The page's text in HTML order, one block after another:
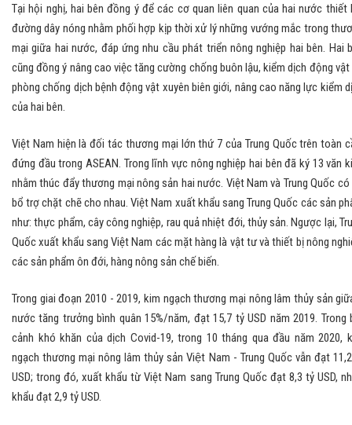
Tại hội nghị, hai bên đồng ý để các cơ quan liên quan của hai nước thiết
đường dây nóng nhằm phối hợp kịp thời xử lý những vướng mắc trong
mại giữa hai nước, đáp ứng nhu cầu phát triển nông nghiệp hai bên. Hai
cũng đồng ý nâng cao việc tăng cường chống buôn lậu, kiểm dịch động
phòng chống dịch bệnh động vật xuyên biên giới, nâng cao năng lực kiểm
của hai bên.
Việt Nam hiện là đối tác thương mại lớn thứ 7 của Trung Quốc trên toàn
đứng đầu trong ASEAN. Trong lĩnh vực nông nghiệp hai bên đã ký 13 văn
nhằm thúc đẩy thương mại nông sản hai nước. Việt Nam và Trung Quốc
bổ trợ chặt chẽ cho nhau. Việt Nam xuất khẩu sang Trung Quốc các sản
như: thực phẩm, cây công nghiệp, rau quả nhiệt đới, thủy sản. Ngược lại,
Quốc xuất khẩu sang Việt Nam các mặt hàng là vật tư và thiết bị nông
các sản phẩm ôn đới, hàng nông sản chế biến.
Trong giai đoạn 2010 - 2019, kim ngạch thương mại nông lâm thủy sản
nước tăng trưởng bình quân 15%/năm, đạt 15,7 tỷ USD năm 2019. Trong
cảnh khó khăn của dịch Covid-19, trong 10 tháng qua đầu năm 2020,
ngạch thương mại nông lâm thủy sản Việt Nam - Trung Quốc vẫn đạt
USD; trong đó, xuất khẩu từ Việt Nam sang Trung Quốc đạt 8,3 tỷ USD,
khẩu đạt 2,9 tỷ USD.